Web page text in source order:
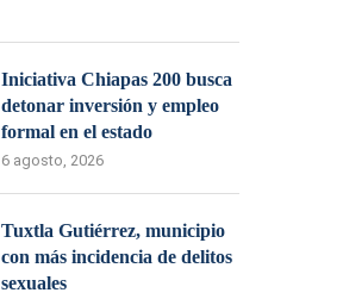
Iniciativa Chiapas 200 busca
detonar inversión y empleo
formal en el estado
6 agosto, 2026
Tuxtla Gutiérrez, municipio
con más incidencia de delitos
sexuales